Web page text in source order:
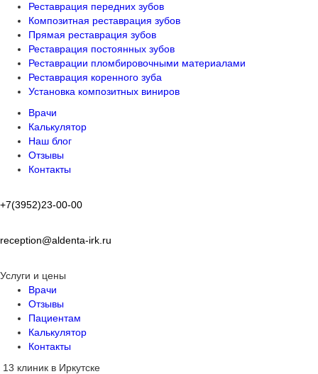
Реставрация передних зубов
Композитная реставрация зубов
Прямая реставрация зубов
Реставрация постоянных зубов
Реставрации пломбировочными материалами
Реставрация коренного зуба
Установка композитных виниров
Врачи
Калькулятор
Наш блог
Отзывы
Контакты
+7(3952)23-00-00
reception@aldenta-irk.ru
Услуги и цены
Врачи
Отзывы
Пациентам
Калькулятор
Контакты
13 клиник в Иркутске